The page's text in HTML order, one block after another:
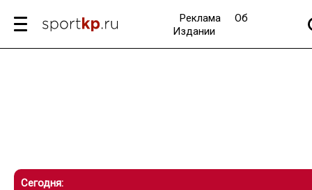
Реклама
Об
Издании
Сегодня: